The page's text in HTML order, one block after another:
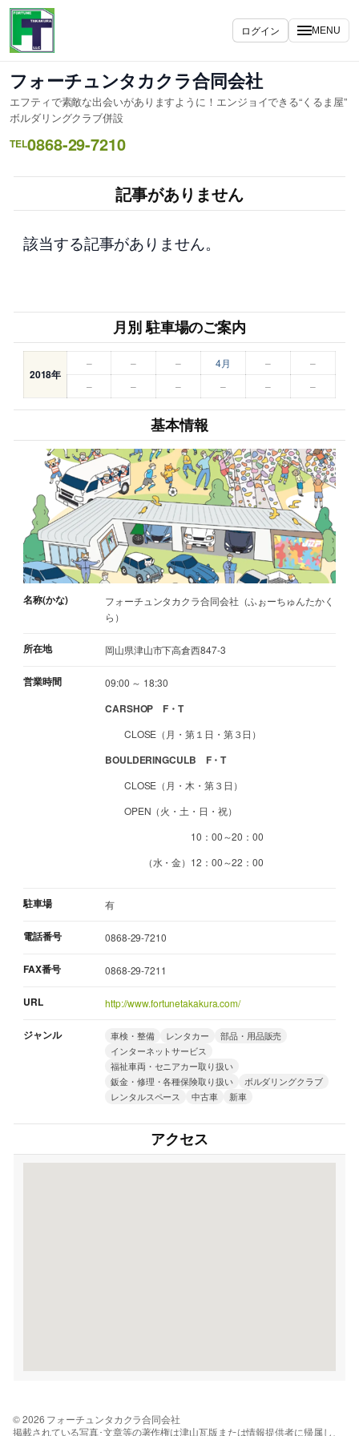
内
を
キ
ッ
プ
ログイン MENU
フォーチュンタカクラ合同会社
エフティで素敵な出会いがありますように！エンジョイできる“くるま屋”
ボルダリングクラブ併設
TEL0868-29-7210
記事がありません
該当する記事がありません。
月別 駐車場のご案内
2018年
– – – 4月 –
–
–
– – – – –
基本情報
名称(かな)
フォーチュンタカクラ合同会社（ふぉーちゅんたかく
ら）
所在地 岡山県津山市下高倉西847-3
営業時間 09:00 ～ 18:30
CARSHOP F・T
CLOSE（月・第１日・第３日）
BOULDERINGCULB F・T
CLOSE（月・木・第３日）
OPEN（火・土・日・祝）
10：00～20：00
（水・金）12：00～22：00
駐車場 有
電話番号 0868-29-7210
FAX番号 0868-29-7211
URL http://www.fortunetakakura.com/
ジャンル 車検・整備 レンタカー
部品・用品販売
インターネットサービス
福祉車両・セニアカー取り扱い
鈑金・修理・各種保険取り扱い
ボルダリングクラブ
レンタルスペース
中古車 新車
アクセス
© 2026 フォーチュンタカクラ合同会社
掲載されている写真･文章等の著作権は津山瓦版または情報提供者に帰属し、